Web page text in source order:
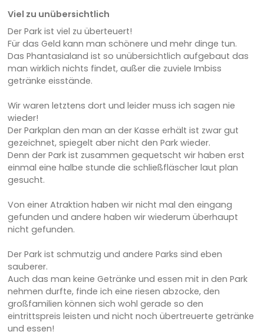
Viel zu unübersichtlich
Der Park ist viel zu überteuert!
Für das Geld kann man schönere und mehr dinge tun.
Das Phantasialand ist so unübersichtlich aufgebaut das
man wirklich nichts findet, außer die zuviele Imbiss
getränke eisstände.
Wir waren letztens dort und leider muss ich sagen nie
wieder!
Der Parkplan den man an der Kasse erhält ist zwar gut
gezeichnet, spiegelt aber nicht den Park wieder.
Denn der Park ist zusammen gequetscht wir haben erst
einmal eine halbe stunde die schließfläscher laut plan
gesucht.
Von einer Atraktion haben wir nicht mal den eingang
gefunden und andere haben wir wiederum überhaupt
nicht gefunden.
Der Park ist schmutzig und andere Parks sind eben
sauberer.
Auch das man keine Getränke und essen mit in den Park
nehmen durfte, finde ich eine riesen abzocke, den
großfamilien können sich wohl gerade so den
eintrittspreis leisten und nicht noch übertreuerte getränke
und essen!